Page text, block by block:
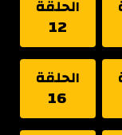
الحلقة
12
الحلقة
16